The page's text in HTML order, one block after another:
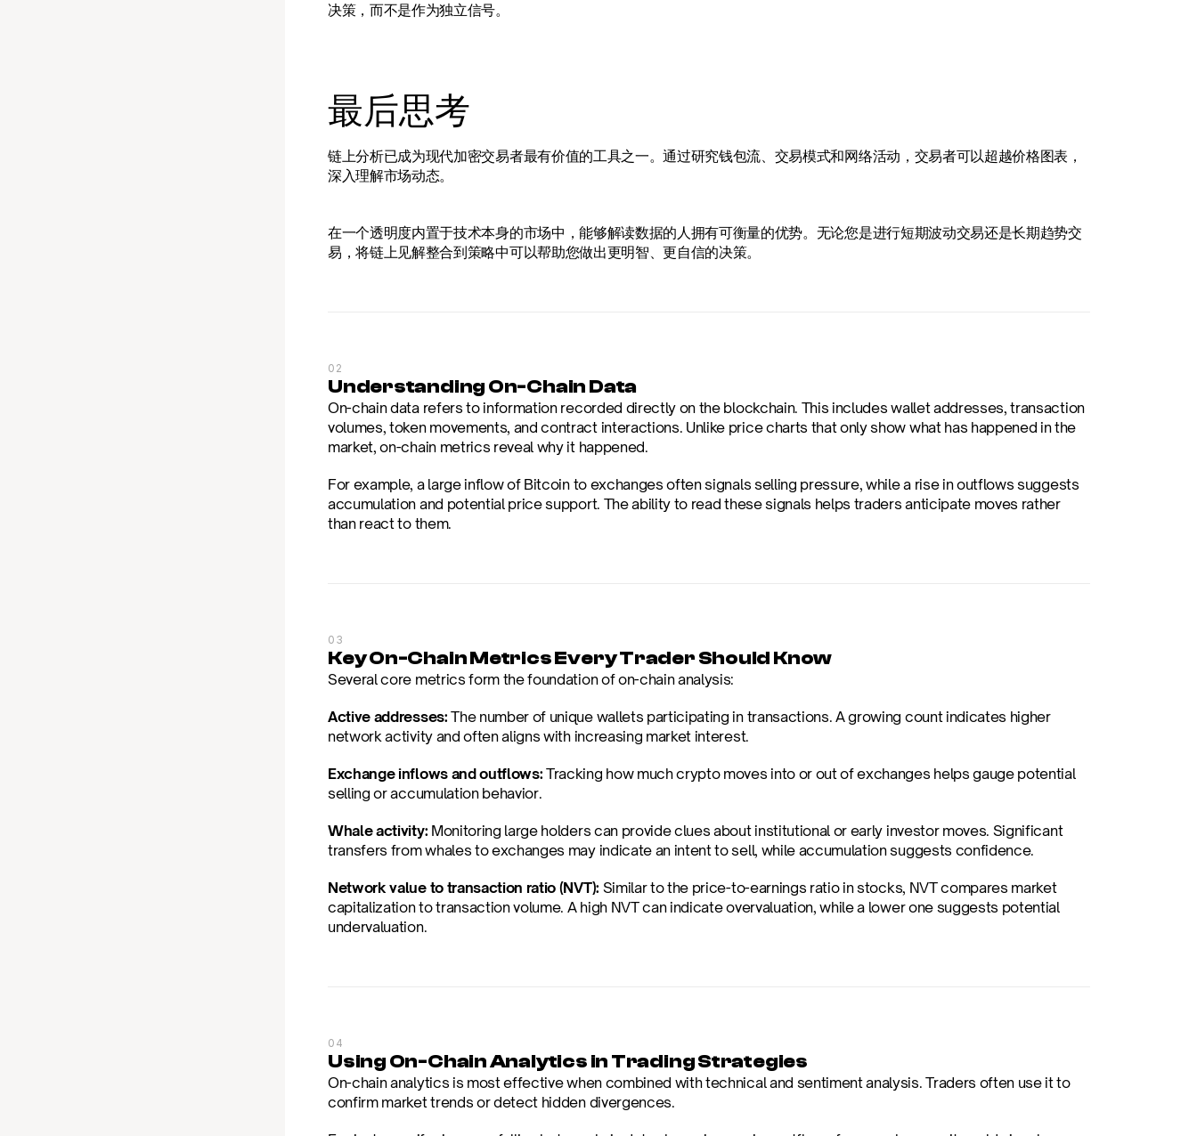
决策，而不是作为独立信号。
最后思考
链上分析已成为现代加密交易者最有价值的工具之一。通过研究钱包流、交易模式和网络活动，交易者可以超越价格图表，
深入理解市场动态。
在一个透明度内置于技术本身的市场中，能够解读数据的人拥有可衡量的优势。无论您是进行短期波动交易还是长期趋势交
易，将链上见解整合到策略中可以帮助您做出更明智、更自信的决策。
02
Understanding On-Chain Data
On-chain data refers to information recorded directly on the blockchain. This includes wallet addresses, transaction
volumes, token movements, and contract interactions. Unlike price charts that only show what has happened in the
market, on-chain metrics reveal why it happened.
For example, a large inflow of Bitcoin to exchanges often signals selling pressure, while a rise in outflows suggests
accumulation and potential price support. The ability to read these signals helps traders anticipate moves rather
than react to them.
03
Key On-Chain Metrics Every Trader Should Know
Several core metrics form the foundation of on-chain analysis:
Active addresses: The number of unique wallets participating in transactions. A growing count indicates higher
network activity and often aligns with increasing market interest.
Exchange inflows and outflows: Tracking how much crypto moves into or out of exchanges helps gauge potential
selling or accumulation behavior.
Whale activity: Monitoring large holders can provide clues about institutional or early investor moves. Significant
transfers from whales to exchanges may indicate an intent to sell, while accumulation suggests confidence.
Network value to transaction ratio (NVT): Similar to the price-to-earnings ratio in stocks, NVT compares market
capitalization to transaction volume. A high NVT can indicate overvaluation, while a lower one suggests potential
undervaluation.
04
Using On-Chain Analytics in Trading Strategies
On-chain analytics is most effective when combined with technical and sentiment analysis. Traders often use it to
confirm market trends or detect hidden divergences.